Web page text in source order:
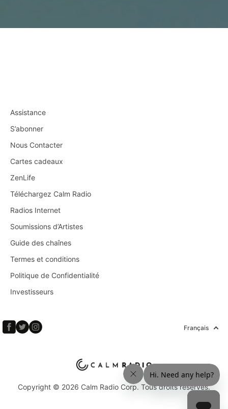
Assistance
S’abonner
Nous Contacter
Cartes cadeaux
ZenLife
Téléchargez Calm Radio
Radios Internet
Soumissions d’Artistes
Guide des chaînes
Termes et conditions
Politique de Confidentialité
Investisseurs
Français
Copyright © 2026 Calm Radio Corp. Tous droits réservés.